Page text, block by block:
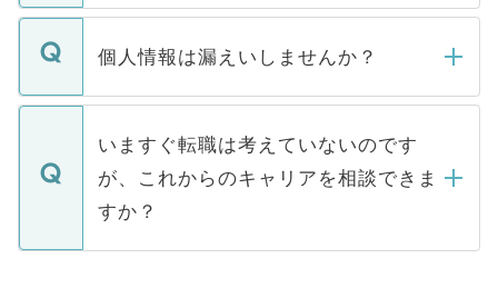
ません。
■応募殺到を避けるため 人気のある医療機
関を公にしてしまうと、応募が殺到する場
に、医療機関が求める条件に合った人材の
みを人材紹介会社に依頼するケースが増え
ています。
転職・入職を強要することは一切ありませ
ん。また、仮に応募先から内定をいただい
定を承諾する必要はありません。内定先へ
の辞退の連絡はキャリアパートナーが行い
ますので、ご安心ください。
個人情報は漏えいしませんか？
個人情報が漏えいすることはありませんの
で、ご安心ください。当サイトからの登録
などで収集したご登録者様の個人情報は、
ご本人のキャリアアップおよび転職活動の
支援を目的に使用いたします。お預かりし
ているすべての個人データはご本人の許可
いますぐ転職は考えていないのです
が、これからのキャリアを相談できま
すか？